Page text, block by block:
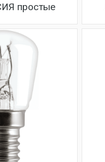
простые